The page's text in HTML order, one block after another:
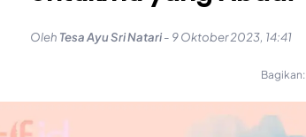
Oleh Tesa Ayu Sri Natari- 9 Oktober 2023, 14:41
Bagikan: